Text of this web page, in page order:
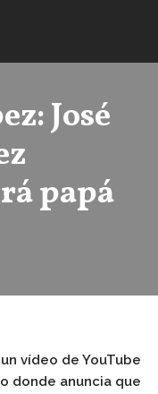
José
papá
vídeo de YouTube
donde anuncia que